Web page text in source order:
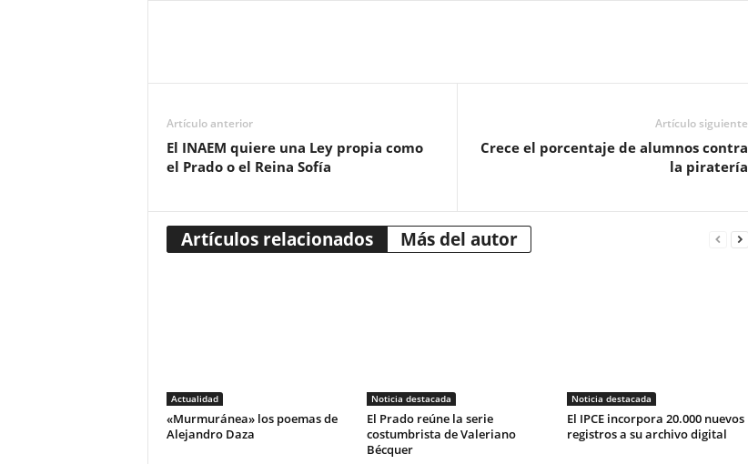
Artículo anterior
El INAEM quiere una Ley propia como
el Prado o el Reina Sofía
Artículo siguiente
Crece el porcentaje de alumnos contra
la piratería
Artículos relacionados Más del autor
Actualidad
«Murmuránea» los poemas de
Alejandro Daza
Noticia destacada
El Prado reúne la serie
costumbrista de Valeriano
Bécquer
Noticia destacada
El IPCE incorpora 20.000 nuevos
registros a su archivo digital